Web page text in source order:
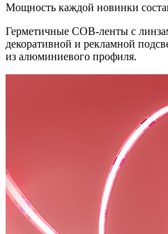
Мощность каждой новинки
Герметичные COB-ленты с
декоративной и рекламной
из алюминиевого профиля.